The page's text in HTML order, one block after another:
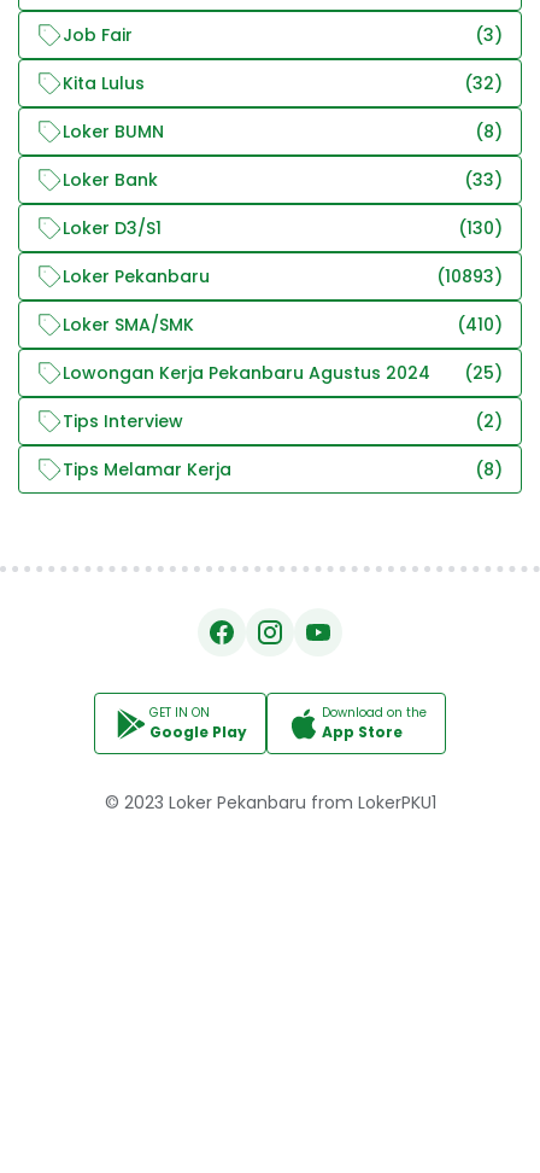
Job Fair
(3)
Kita Lulus
(32)
Loker BUMN
(8)
Loker Bank
(33)
Loker D3/S1
(130)
Loker Pekanbaru
(10893)
Loker SMA/SMK
(410)
Lowongan Kerja Pekanbaru Agustus 2024
(25)
Tips Interview
(2)
Tips Melamar Kerja
(8)
GET IN ON
Google Play
Download on the
App Store
© 2023 Loker Pekanbaru from LokerPKU1